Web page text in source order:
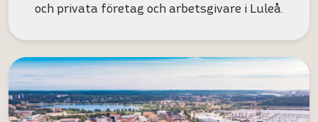
och privata företag och arbetsgivare i Luleå.